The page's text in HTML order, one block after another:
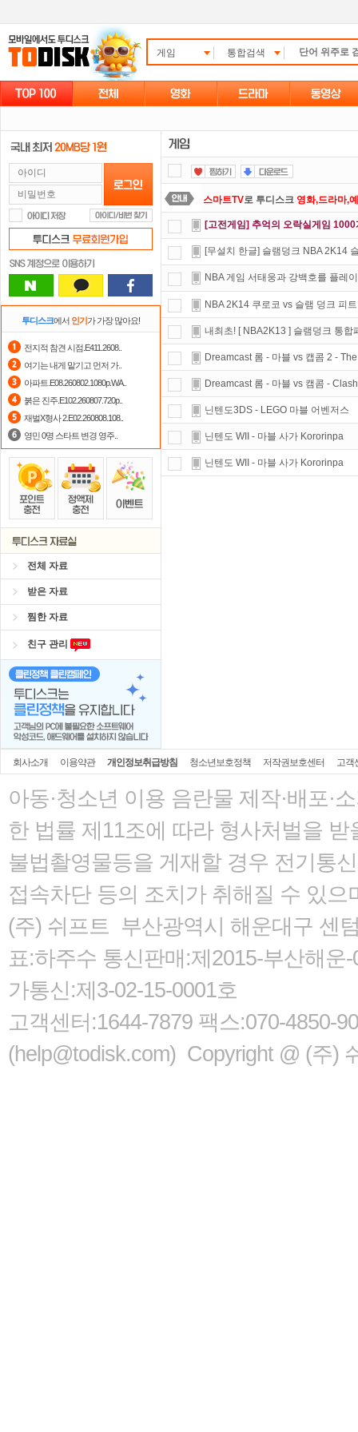
게임 통합검색
투디스크에서 인기가 가장 많아요!
전지적 참견 시점.E411.2608..
여기는 내게 맡기고 먼저 가..
아파트.E08.260802.1080p.WA..
붉은 진주.E102.260807.720p..
재벌X형사 2.E02.260808.108..
영민 0명 스타트 변경 영주..
전체 자료
받은 자료
찜한 자료
친구 관리
스마트TV로 투디스크 영화,드라마,
요즘 뭐가 재밌지? 고민되면 눌러봐!
숨어있는 카드 마일리지 조회하고
정액제할인쿠폰 사용방법안내
자녀보호기능으로 가족과 함께 투디
출석체크이벤트!매일매일출석체
[고전게임] 추억의 오락실게임
[무설치 한글] 슬램덩크 NBA 2K14
NBA 게임 서태웅과 강백호를 플레
NBA 2K14 쿠로코 vs 슬램 덩크 피
내최초! [ NBA2K13 ] 슬램덩크 통합
Dreamcast 롬 - 마블 vs 캡콤 2 -
Dreamcast 롬 - 마블 vs 캠콤 -
닌텐도3DS - LEGO 마블 어벤저스
닌텐도 WII - 마블 사가 Kororinpa
닌텐도 WII - 마블 사가 Kororinpa
회사소개 이용약관 개인정보취급방침 청소년보호정책 저작권보호센터 고객
아동·청소년 이용 음란물 제작·배포·
한 법률 제11조에 따라 형사처벌을 받
불법촬영물등을 게재할 경우 전기통
접속차단 등의 조치가 취해질 수 있으
(주) 쉬프트 부산광역시 해운대구 센
표:하주수 통신판매:제2015-부산해
가통신:제3-02-15-0001호
고객센터:1644-7879 팩스:070-4850-
(help@todisk.com) Copyright @ (주)